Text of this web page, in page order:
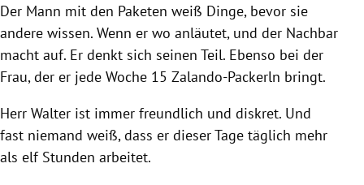
Der Mann mit den Paketen weiß Dinge, bevor sie
andere wissen. Wenn er wo anläutet, und der Nachbar
macht auf. Er denkt sich seinen Teil. Ebenso bei der
Frau, der er jede Woche 15 Zalando-Packerln bringt.
Herr Walter ist immer freundlich und diskret. Und
fast niemand weiß, dass er dieser Tage täglich mehr
als elf Stunden arbeitet.